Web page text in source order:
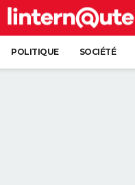
POLITIQUE SOCIÉTÉ